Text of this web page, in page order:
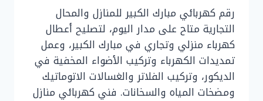
رقم كهربائي مبارك الكبير للمنازل والمحال
التجارية متاح على مدار اليوم، لتصليح أعطال
كهرباء منزلي وتجاري في مبارك الكبير، وعمل
تمديدات الكهرباء وتركيب الأضواء المخفية في
الديكور، وتركيب الفلاتر والغسالات الاتوماتيك
ومضخات المياه والسخانات. فني كهربائي منازل